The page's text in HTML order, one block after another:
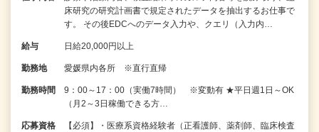
床研究の研究計画書で規定されたデータを抽出するお仕事で
す。 その後EDCへのデータ入力や、クエリ（入力内…
給与 日給20,000円以上
勤務地 愛媛県内各所 ※直行直帰
勤務時間
9：00～17：00（実働7時間） ※変動有 ★平日週1日～OK
（月2～3日稼働できる方…
応募資格
【必須】・医療系資格経験者（正看護師、薬剤師、臨床検査